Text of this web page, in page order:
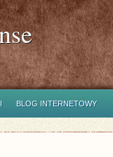
BLOG INTERNETOWY